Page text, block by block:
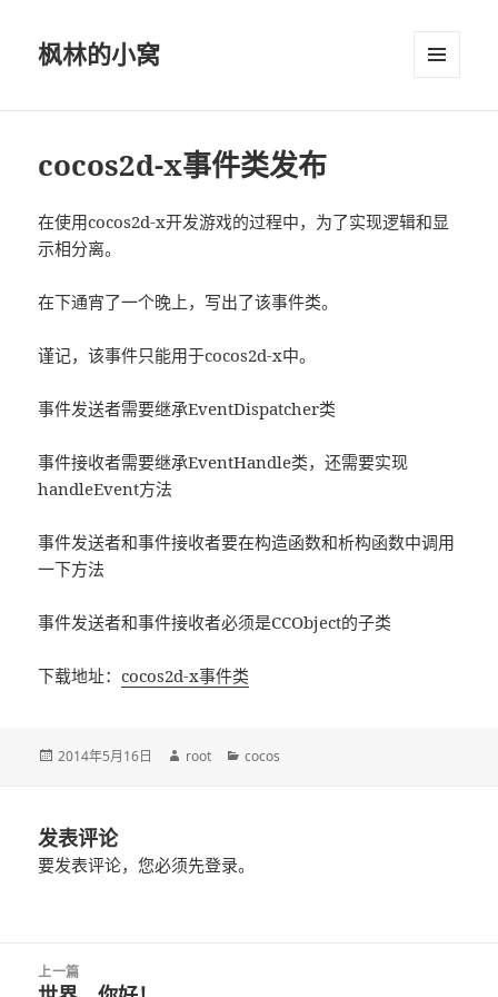
枫林的小窝
cocos2d-x事件类发布
在使用cocos2d-x开发游戏的过程中，为了实现逻辑和显
示相分离。
在下通宵了一个晚上，写出了该事件类。
谨记，该事件只能用于cocos2d-x中。
事件发送者需要继承EventDispatcher类
事件接收者需要继承EventHandle类，还需要实现
handleEvent方法
事件发送者和事件接收者要在构造函数和析构函数中调用
一下方法
事件发送者和事件接收者必须是CCObject的子类
下载地址：cocos2d-x事件类
发
2014年5月16日
作
root
分
cocos
发表评论
要发表评论，您必须先登录。
上一篇